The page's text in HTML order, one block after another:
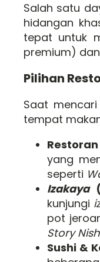
Salah satu
hidangan
tepat untuk
premium) dan
Pilihan
Saat
tempat
Restoran
yang
seperti
Izakaya
kunjungi
pot
Story
Sushi &